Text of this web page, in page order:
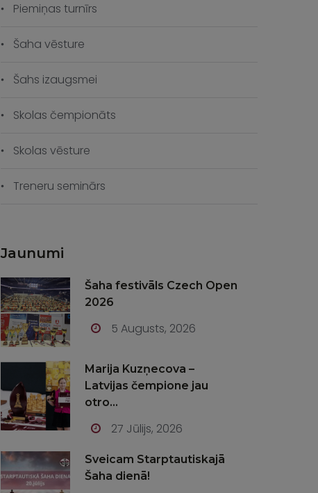
Piemiņas turnīrs
Šaha vēsture
Šahs izaugsmei
Skolas čempionāts
Skolas vēsture
Treneru seminārs
Jaunumi
Šaha festivāls Czech Open
2026
5 Augusts, 2026
Marija Kuzņecova –
Latvijas čempione jau
otro...
27 Jūlijs, 2026
Sveicam Starptautiskajā
Šaha dienā!